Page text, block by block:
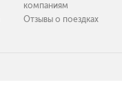
компаниям
Отзывы о поездках